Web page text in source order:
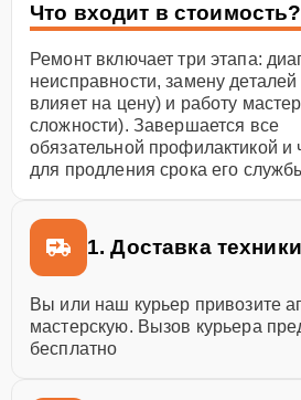
Что входит в стоимость?
Ремонт включает три этапа:
неисправности, замену деталей
влияет на цену) и работу
сложности). Завершается все
обязательной профилактикой и
для продления срока его
1. Доставка техники
Вы или наш курьер привозите
мастерскую. Вызов курьера
бесплатно